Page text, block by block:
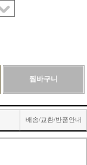
배송/교환/반품안내